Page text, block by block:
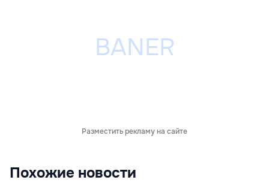
Разместить рекламу на сайте
Похожие новости